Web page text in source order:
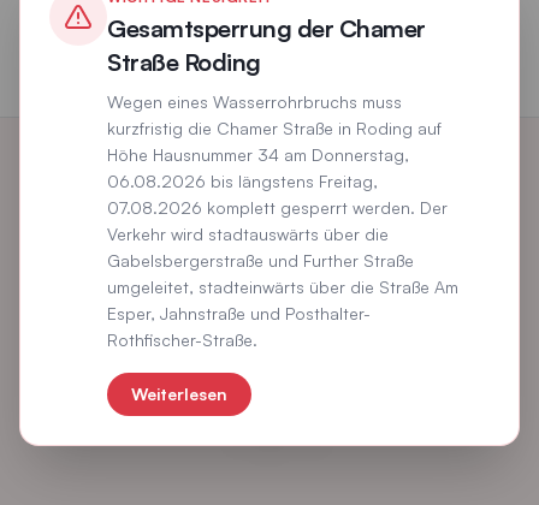
Gesamtsperrung der Chamer
Straße Roding
Wegen eines Wasserrohrbruchs muss
kurzfristig die Chamer Straße in Roding auf
Höhe Hausnummer 34 am Donnerstag,
06.08.2026 bis längstens Freitag,
07.08.2026 komplett gesperrt werden. Der
Verkehr wird stadtauswärts über die
Gabelsbergerstraße und Further Straße
umgeleitet, stadteinwärts über die Straße Am
Esper, Jahnstraße und Posthalter-
Rothfischer-Straße.
Weiterlesen